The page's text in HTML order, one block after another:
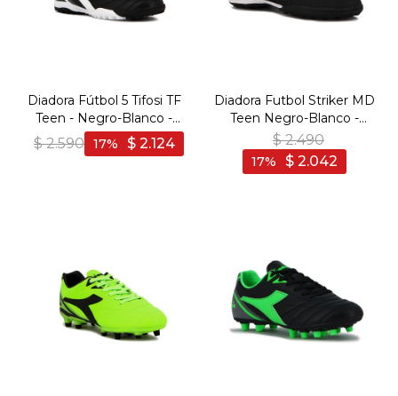
Diadora Fútbol 5 Tifosi TF
Teen - Negro-Blanco -
Negro-Blanco
$ 2.590 $ 2.124
17
Diadora Futbol Striker MD
Teen Negro-Blanco -
Negro-Blanco
$ 2.490
$ 2.042
17